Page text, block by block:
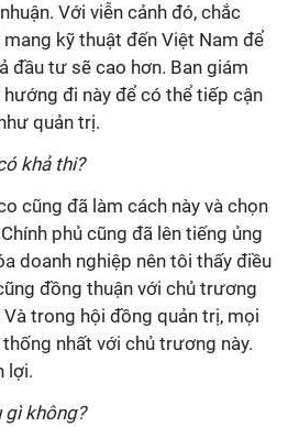
Với viễn cảnh đó, chắc
kỹ thuật đến Việt Nam để
đầu tư sẽ cao hơn. Ban giám
đi này để có thể tiếp cận
quản trị.
khả thi?
cũng đã làm cách này và chọn
phủ cũng đã lên tiếng ủng
doanh nghiệp nên tôi thấy điều
đồng thuận với chủ trương
trong hội đồng quản trị, mọi
nhất với chủ trương này.
lợi.
gì không?